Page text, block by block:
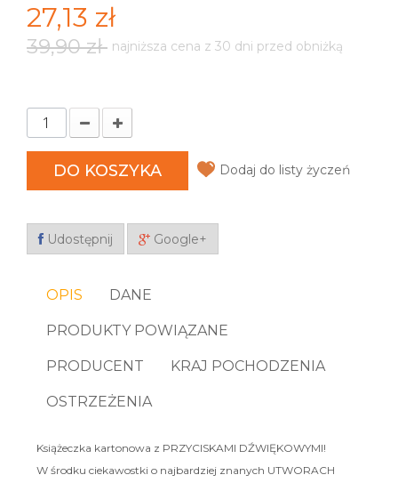
27,13 zł
39,90 zł najniższa cena z 30 dni przed obniżką
DO KOSZYKA Dodaj do listy życzeń
Udostępnij Google+
OPIS DANE
PRODUKTY POWIĄZANE
PRODUCENT KRAJ POCHODZENIA
OSTRZEŻENIA
Książeczka kartonowa z PRZYCISKAMI DŹWIĘKOWYMI!
W środku ciekawostki o najbardziej znanych UTWORACH